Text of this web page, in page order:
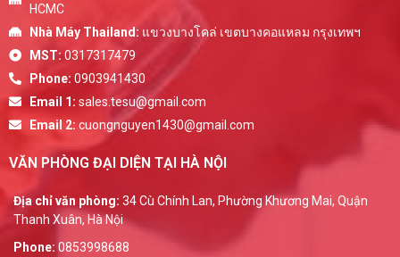
HCMC
Nhà Máy Thailand: แขวงบางโคล่ เขตบางคอแหลม กรุงเทพฯ
MST: 0317317479
Phone: 0903941430
Email 1: sales.tesu@gmail.com
Email 2: cuongnguyen1430@gmail.com
VĂN PHÒNG ĐẠI DIỆN TẠI HÀ NỘI
Địa chỉ văn phòng: 34 Cù Chính Lan, Phường Khương Mai, Quận
Thanh Xuân, Hà Nội
Phone: 0853998688